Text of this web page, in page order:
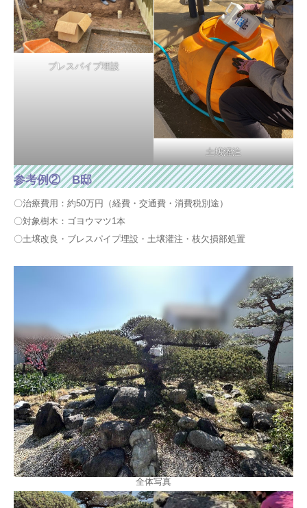
ブレスパイプ埋設
土壌灌注
参考例② B邸
〇治療費用：約50万円（経費・交通費・消費税別途）
〇対象樹木：ゴヨウマツ1本
〇土壌改良・ブレスパイプ埋設・土壌灌注・枝欠損部処置
全体写真